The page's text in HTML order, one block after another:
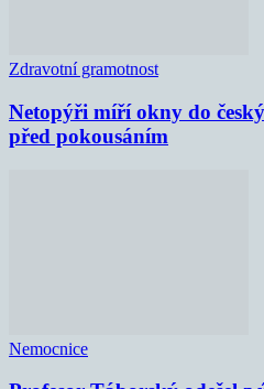
Zdravotní gramotnost
Netopýři míří okny do
před pokousáním
Nemocnice